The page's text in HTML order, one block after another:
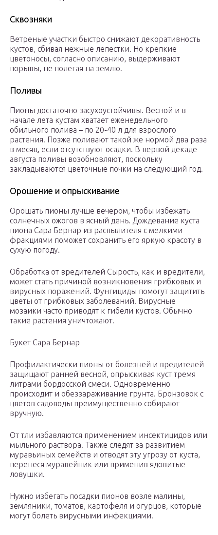
Сквозняки
Ветреные участки быстро снижают декоративность
кустов, сбивая нежные лепестки. Но крепкие
цветоносы, согласно описанию, выдерживают
порывы, не полегая на землю.
Поливы
Пионы достаточно засухоустойчивы. Весной и в
начале лета кустам хватает еженедельного
обильного полива – по 20-40 л для взрослого
растения. Позже поливают такой же нормой два раза
в месяц, если отсутствуют осадки. В первой декаде
августа поливы возобновляют, поскольку
закладываются цветочные почки на следующий год.
Орошение и опрыскивание
Орошать пионы лучше вечером, чтобы избежать
солнечных ожогов в ясный день. Дождевание куста
пиона Сара Бернар из распылителя с мелкими
фракциями поможет сохранить его яркую красоту в
сухую погоду.
Обработка от вредителей Сырость, как и вредители,
может стать причиной возникновения грибковых и
вирусных поражений. Фунгициды помогут защитить
цветы от грибковых заболеваний. Вирусные
мозаики часто приводят к гибели кустов. Обычно
такие растения уничтожают.
Букет Сара Бернар
Профилактически пионы от болезней и вредителей
защищают ранней весной, опрыскивая куст тремя
литрами бордосской смеси. Одновременно
происходит и обеззараживание грунта. Бронзовок с
цветов садоводы преимущественно собирают
вручную.
От тли избавляются применением инсектицидов или
мыльного раствора. Также следят за развитием
муравьиных семейств и отводят эту угрозу от куста,
перенеся муравейник или применив ядовитые
ловушки.
Нужно избегать посадки пионов возле малины,
земляники, томатов, картофеля и огурцов, которые
могут болеть вирусными инфекциями.